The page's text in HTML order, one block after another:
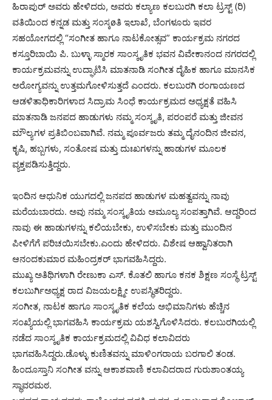
ಹಿರಾಪುರ್ ಅವರು ಹೇಳಿದರು, ಅವರು ಕಲ್ಯಾಣ ಕಲಬುರಗಿ ಕಲಾ ಟ್ರಸ್ಟ್ (ರಿ)
ವತಿಯಿಂದ ಕನ್ನಡ ಮತ್ತು ಸಂಸ್ಕøತಿ ಇಲಾಖೆ, ಬೆಂಗಳೂರು ಇವರ
ಸಹಯೋಗದಲ್ಲಿ “ಸಂಗೀತ ಹಾಗೂ ನಾಟಕೋತ್ಸವ” ಕಾರ್ಯಕ್ರಮ ನಗರದ
ಕಸ್ತೂರಿಬಾಯಿ ಪಿ. ಬುಳ್ಳಾ ಸ್ಮಾರಕ ಸಾಂಸ್ಕೃತಿಕ ಭವನ ವಿವೇಕಾನಂದ ನಗರದಲ್ಲಿ
ಕಾರ್ಯಕ್ರಮವನ್ನು ಉದ್ಘಾಟಿಸಿ ಮಾತನಾಡಿ ಸಂಗೀತ ದೈಹಿಕ ಹಾಗೂ ಮಾನಸಿಕ
ಅರೋಗ್ಯವನ್ನು ಉತ್ತಮಗೋಳಿಸುತ್ತದೆ ಎಂದರು. ಕಲಬುರಗಿ ರಂಗಾಯಣದ
ಆಡಳಿತಾಧಿಕಾರಿಗಳಾದ ಸಿದ್ರಾಮ ಸಿಂಧೆ ಕಾರ್ಯಕ್ರಮದ ಅಧ್ಯಕ್ಷತೆ ವಹಿಸಿ
ಮಾತನಾಡಿ ಜನಪದ ಹಾಡುಗಳು ನಮ್ಮ ಸಂಸ್ಕೃತಿ, ಪರಂಪರೆ ಮತ್ತು ಜೀವನ
ಮೌಲ್ಯಗಳ ಪ್ರತಿಬಿಂಬವಾಗಿವೆ. ನಮ್ಮ ಪೂರ್ವಜರು ತಮ್ಮ ದೈನಂದಿನ ಜೀವನ,
ಕೃಷಿ, ಹಬ್ಬಗಳು, ಸಂತೋಷ ಮತ್ತು ದುಃಖಗಳನ್ನು ಹಾಡುಗಳ ಮೂಲಕ
ವ್ಯಕ್ತಪಡಿಸುತ್ತಿದ್ದರು.
ಇಂದಿನ ಆಧುನಿಕ ಯುಗದಲ್ಲಿ ಜನಪದ ಹಾಡುಗಳ ಮಹತ್ವವನ್ನು ನಾವು
ಮರೆಯಬಾರದು. ಅವು ನಮ್ಮ ಸಂಸ್ಕೃತಿಯ ಅಮೂಲ್ಯ ಸಂಪತ್ತಾಗಿವೆ. ಆದ್ದರಿಂದ
ನಾವು ಈ ಹಾಡುಗಳನ್ನು ಕಲಿಯಬೇಕು, ಉಳಿಸಬೇಕು ಮತ್ತು ಮುಂದಿನ
ಪೀಳಿಗೆಗೆ ಪರಿಚಯಿಸಬೇಕು.ಎಂದು ಹೇಳಿದರು. ವಿಶೇಷ ಆಹ್ವಾನಿತರಾಗಿ
ಆನಂದಕುಮಾರ ಮಹಿಂದ್ರಕರ್ ಭಾಗವಹಿಸಿದ್ದರು.
ಮುಖ್ಯ ಅತಿಥಿಗಳಾಗಿ ರೇಣುಕಾ ಎಸ್. ಕೊತಲಿ ಹಾಗೂ ಕನಕ ಶಿಕ್ಷಣ ಸಂಸ್ಥೆ ಟ್ರಸ್ಟ್
ಕಲಬುರ್ಗಿಅಧ್ಯಕ್ಷ ರಾದ ವಿಜಯಲಕ್ಷ್ಮೀ ಉಪಸ್ಥಿತರಿದ್ದರು.
ಸಂಗೀತ, ನಾಟಕ ಹಾಗೂ ಸಾಂಸ್ಕೃತಿಕ ಕಲೆಯ ಅಭಿಮಾನಿಗಳು ಹೆಚ್ಚಿನ
ಸಂಖ್ಯೆಯಲ್ಲಿ ಭಾಗವಹಿಸಿ ಕಾರ್ಯಕ್ರಮ ಯಶಸ್ವಿಗೊಳಿಸಿದರು. ಕಲಬುರಗಿಯಲ್ಲಿ
ನಡೆದ ಸಾಂಸ್ಕೃತಿಕ ಕಾರ್ಯಕ್ರಮದಲ್ಲಿ ವಿವಿಧ ಕಲಾವಿದರು
ಭಾಗವಹಿಸಿದ್ದರು.ಡೊಳ್ಳು ಕುಣಿತವನ್ನು ಮಾಳಿಂಗರಾಯ ಬರಗಾಲಿ ತಂಡ.
ಹಿಂದೂಸ್ತಾನಿ ಸಂಗೀತ ವನ್ನು ಆಕಾಶವಾಣಿ ಕಲಾವಿದರಾದ ಗುರುಶಾಂತಯ್ಯ
ಸ್ಥಾವರಮಠ.